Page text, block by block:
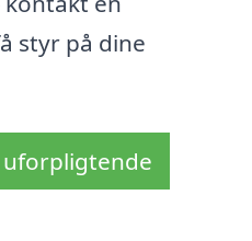
styr på dine